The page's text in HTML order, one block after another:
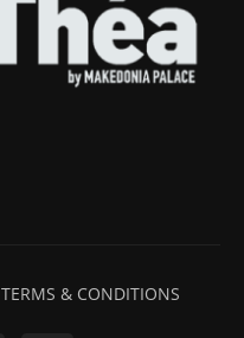
TERMS & CONDITIONS